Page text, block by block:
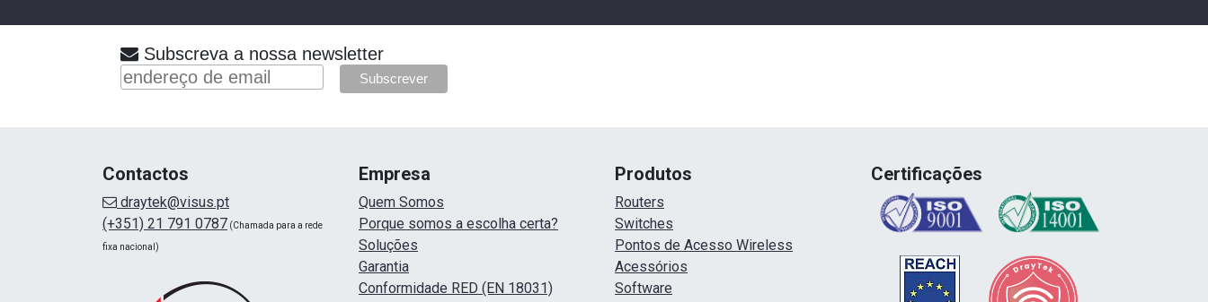
Subscreva a nossa newsletter
Contactos
draytek@visus.pt
(+351) 21 791 0787 (Chamada para a rede
fixa nacional)
Empresa
Quem Somos
Porque somos a escolha certa?
Soluções
Garantia
Conformidade RED (EN 18031)
Produtos
Routers
Switches
Pontos de Acesso Wireless
Acessórios
Software
Certificações